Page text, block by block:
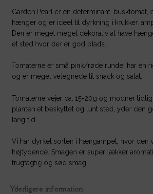
Garden Pearl er en determinant, busktomat,
hænger og er ideel til dyrkning i krukker,
Den er meget meget dekorativ at have
et sted hvor der er god plads.
Tomaterne er små pink/røde runde, har en
og er meget velegnede til snack og salat.
Tomaterne vejer ca. 15-20g og modner
planten et beskyttet og lunt sted, yder den
lang tid.
Vi har dyrket sorten i hængampel, hvor den
højtydende. Smagen er super lækker
frugtagtig og sød smag.
Yderligere information